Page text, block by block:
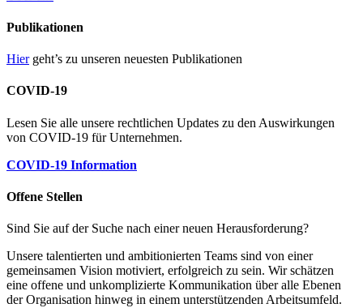
Publikationen
Hiergeht’s zu unseren neuesten Publikationen
COVID-19
Lesen Sie alle unsere rechtlichen Updates zu den Auswirkungen
von COVID-19 für Unternehmen.
COVID-19 Information
Offene Stellen
Sind Sie auf der Suche nach einer neuen Herausforderung?
Unsere talentierten und ambitionierten Teams sind von einer
gemeinsamen Vision motiviert, erfolgreich zu sein. Wir schätzen
eine offene und unkomplizierte Kommunikation über alle Ebenen
der Organisation hinweg in einem unterstützenden Arbeitsumfeld.